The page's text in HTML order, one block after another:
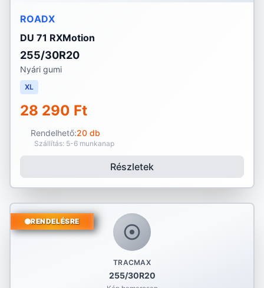
ROADX
DU 71 RXMotion
255/30R20
Nyári gumi
XL
28 290 Ft
Rendelhető:20 db
Szállítás: 5-6 munkanap
Részletek
TRACMAX
255/30R20
RENDELÉSRE